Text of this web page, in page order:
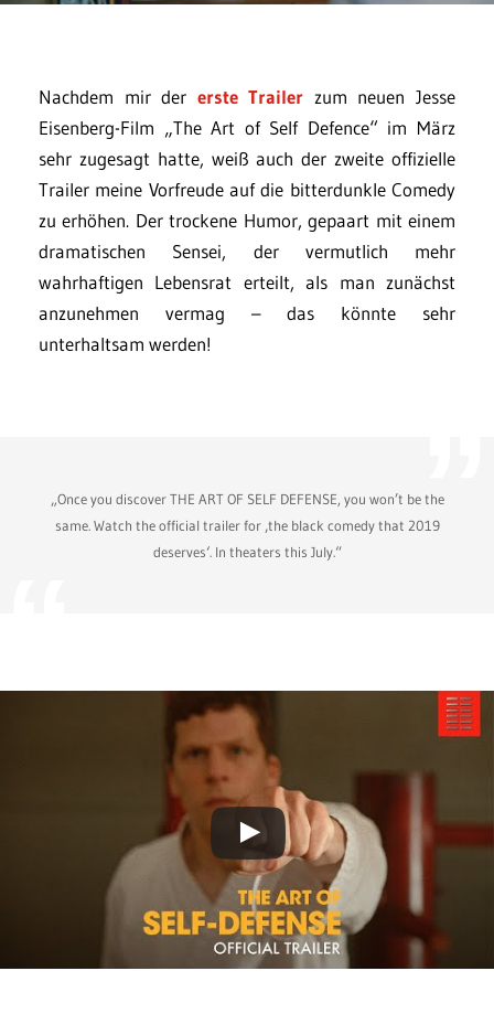
Nachdem mir der erste Trailer zum neuen Jesse
Eisenberg-Film „The Art of Self Defence“ im März
sehr zugesagt hatte, weiß auch der zweite offizielle
Trailer meine Vorfreude auf die bitterdunkle Comedy
zu erhöhen. Der trockene Humor, gepaart mit einem
dramatischen Sensei, der vermutlich mehr
wahrhaftigen Lebensrat erteilt, als man zunächst
anzunehmen vermag – das könnte sehr
unterhaltsam werden!
„Once you discover THE ART OF SELF DEFENSE, you won’t be the
same. Watch the official trailer for ‚the black comedy that 2019
deserves‘. In theaters this July.“